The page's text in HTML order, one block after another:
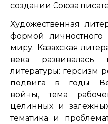
создании Союза
Художественная
формой
миру. Казахская
века развивалась
литературы: героизм
подвига в годы
войны, тема
целинных и
тематика и